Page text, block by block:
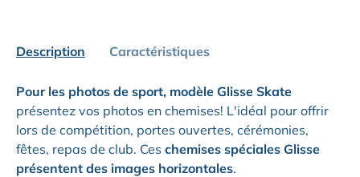
Description Caractéristiques
Pour les photos de sport, modèle Glisse Skate
présentez vos photos en chemises! L'idéal pour offrir
lors de compétition, portes ouvertes, cérémonies,
fêtes, repas de club. Ces chemises spéciales Glisse
présentent des images horizontales.